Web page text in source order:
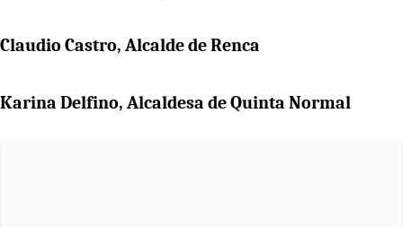
Claudio Castro, Alcalde de Renca
Karina Delfino, Alcaldesa de Quinta Normal